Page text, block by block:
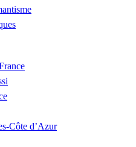
Côte d’Azur